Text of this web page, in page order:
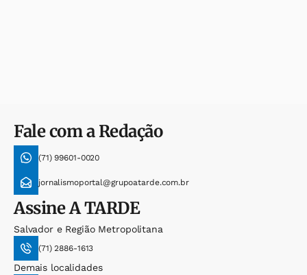
Fale com a Redação
(71) 99601-0020
jornalismoportal@grupoatarde.com.br
AssineA TARDE
Salvador e Região Metropolitana
(71) 2886-1613
Demais localidades